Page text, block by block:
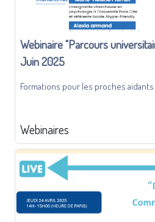
Webinaire "Parcours
Juin 2025
Formations pour les proches aidants
Webinaires